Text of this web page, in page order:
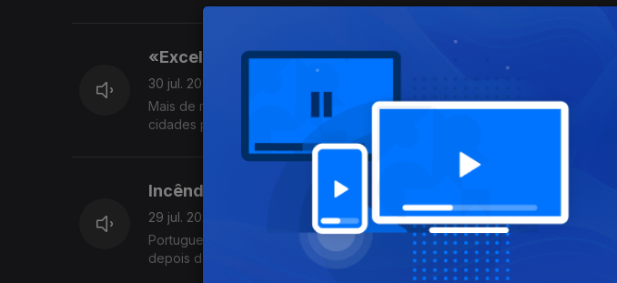
«Excelente» resultado da Luso Volta, evento solidário no
30 jul. 2026
Mais de mil pessoas participaram na marcha organizada pela Sociedade
cidades próximas de Toronto. Foram angariados mais de 300 mil dólares
Incêndios florestais em França: portugueses ainda não
29 jul. 2026
Portugueses na região de Bordéus ainda não podem dormir descansados,
depois de terem deixado tudo para trás. Português foi a língua mais